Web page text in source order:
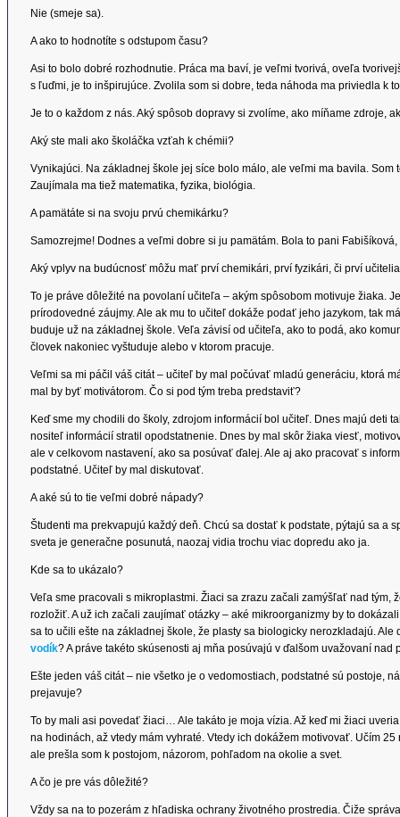
Nie (smeje sa).
A ako to hodnotíte s odstupom času?
Asi to bolo dobré rozhodnutie. Práca ma baví, je veľmi tvorivá, oveľa
s ľuďmi, je to inšpirujúce. Zvolila som si dobre, teda náhoda ma priviedla k
Je to o každom z nás. Aký spôsob dopravy si zvolíme, ako míňame zdroje,
Aký ste mali ako školáčka vzťah k chémii?
Vynikajúci. Na základnej škole jej síce bolo málo, ale veľmi ma bavila.
Zaujímala ma tiež matematika, fyzika, biológia.
A pamätáte si na svoju prvú chemikárku?
Samozrejme! Dodnes a veľmi dobre si ju pamätám. Bola to pani
Aký vplyv na budúcnosť môžu mať prví chemikári, prví fyzikári, či prví
To je práve dôležité na povolaní učiteľa – akým spôsobom motivuje žiaka.
prírodovedné záujmy. Ale ak mu to učiteľ dokáže podať jeho jazykom, tak
buduje už na základnej škole. Veľa závisí od učiteľa, ako to podá, ako
človek nakoniec vyštuduje alebo v ktorom pracuje.
Veľmi sa mi páčil váš citát – učiteľ by mal počúvať mladú generáciu, ktorá
mal by byť motivátorom. Čo si pod tým treba predstaviť?
Keď sme my chodili do školy, zdrojom informácií bol učiteľ. Dnes majú deti
nositeľ informácií stratil opodstatnenie. Dnes by mal skôr žiaka viesť,
ale v celkovom nastavení, ako sa posúvať ďalej. Ale aj ako pracovať s
podstatné. Učiteľ by mal diskutovať.
A aké sú to tie veľmi dobré nápady?
Študenti ma prekvapujú každý deň. Chcú sa dostať k podstate, pýtajú sa a
sveta je generačne posunutá, naozaj vidia trochu viac dopredu ako ja.
Kde sa to ukázalo?
Veľa sme pracovali s mikroplastmi. Žiaci sa zrazu začali zamýšľať nad
rozložiť. A už ich začali zaujímať otázky – aké mikroorganizmy by to
sa to učili ešte na základnej škole, že plasty sa biologicky nerozkladajú.
vodík? A práve takéto skúsenosti aj mňa posúvajú v ďalšom uvažovaní nad
Ešte jeden váš citát – nie všetko je o vedomostiach, podstatné sú postoje,
prejavuje?
To by mali asi povedať žiaci… Ale takáto je moja vízia. Až keď mi žiaci
na hodinách, až vtedy mám vyhraté. Vtedy ich dokážem motivovať. Učím
ale prešla som k postojom, názorom, pohľadom na okolie a svet.
A čo je pre vás dôležité?
Vždy sa na to pozerám z hľadiska ochrany životného prostredia. Čiže